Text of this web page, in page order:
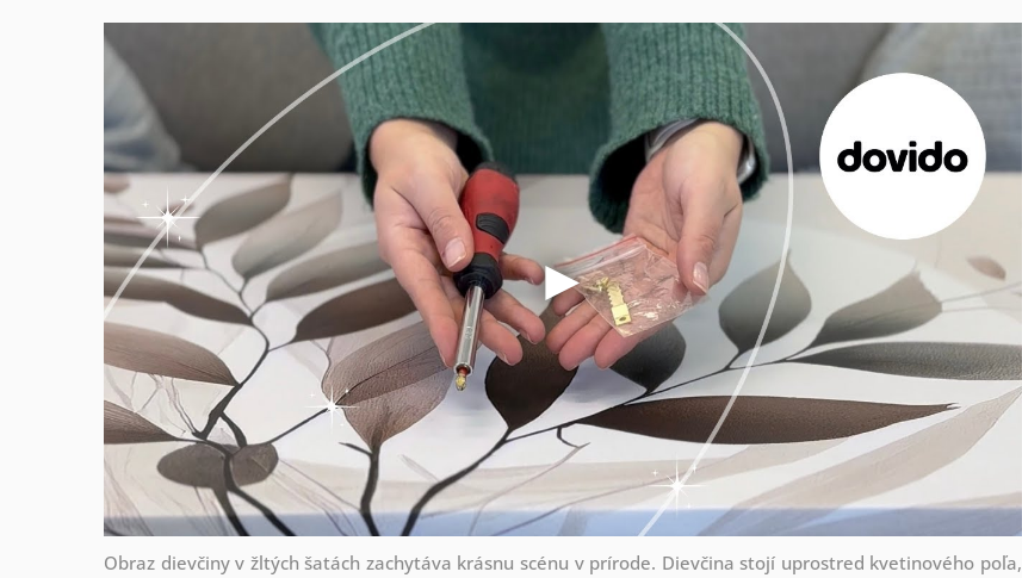
Obraz dievčiny v žltých šatách zachytáva krásnu scénu v prírode. Dievčina stojí uprostred kvetinového poľa,